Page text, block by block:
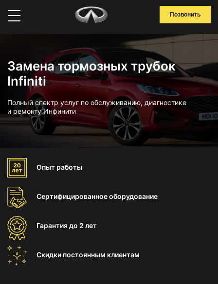
Позвонить
Замена тормозных трубок
Infiniti
Полный спектр услуг по обслуживанию, диагностике
и ремонту Инфинити
Опыт работы
Сертифицированноеоборудование
Гарантиядо 2 лет
Скидки постоянным клиентам